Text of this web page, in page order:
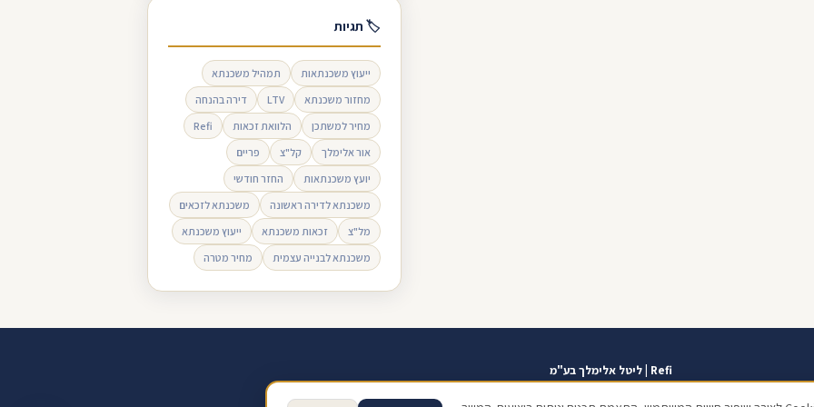
🏷 תגיות
ייעוץ משכנתאות
תמהיל משכנתא
מחזור משכנתא
LTV
דירה בהנחה
מחיר למשתכן
הלוואת זכאות
Refi
אור אלימלך
קל"צ
פריים
יועץ משכנתאות
החזר חודשי
משכנתא לדירה ראשונה
משכנתא לזכאים
מל"צ
זכאות משכנתא
ייעוץ משכנתא
משכנתא לבנייה עצמית
מחיר מטרה
Refi | ליטל אלימלך בע"מ
אזור אישי כתוב ביקורת בגוגל תנאי שימוש